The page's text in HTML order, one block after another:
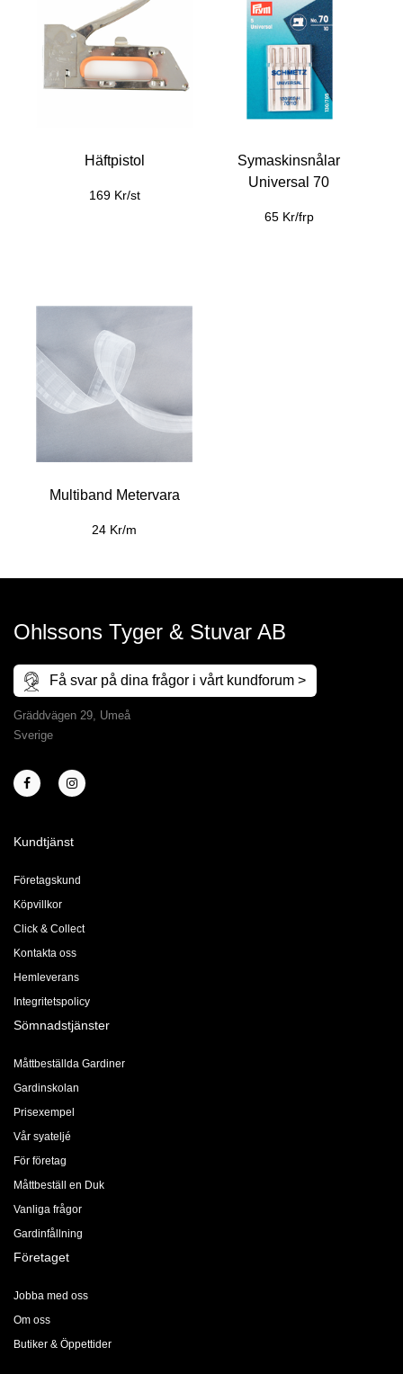
Häftpistol
169 Kr/st
Symaskinsnålar
Universal 70
65 Kr/frp
Multiband Metervara
24 Kr/m
Ohlssons Tyger & Stuvar AB
Få svar på dina frågor i vårt kundforum >
Gräddvägen 29, Umeå
Sverige
Kundtjänst
Företagskund
Köpvillkor
Click & Collect
Kontakta oss
Hemleverans
Integritetspolicy
Sömnadstjänster
Måttbeställda Gardiner
Gardinskolan
Prisexempel
Vår syateljé
För företag
Måttbeställ en Duk
Vanliga frågor
Gardinfållning
Företaget
Jobba med oss
Om oss
Butiker & Öppettider